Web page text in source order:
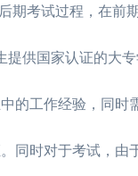
期考试过程，在前
供国家认证的大
的工作经验，同
同时对于考试，